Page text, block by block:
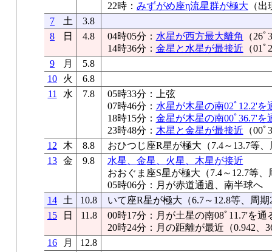
22時： みずがめ座η流星群が極大 （
7
土
3.8
8
日 4.8 04時05分： 水星が西方最大離角 （26
14時36分： 金星と水星が最接近 （01
9
月
5.8
10
火
6.8
11
水 7.8
05時33分：上弦
07時46分： 水星が木星の南02ﾟ12.2'を
18時15分： 金星が木星の南00ﾟ36.7'を
23時48分： 木星と金星が最接近 （00
12
木 8.8
おひつじ座R星が極大（7.4～13.7等
13 金 9.8
水星、金星、火星、木星が接近
おおぐま座S星が極大（7.4～12.7等、
05時06分：月が赤道通過、南半球へ
14
土 10.8
いて座R星が極大（6.7～12.8等、周期
15
日 11.8
00時17分：月が土星の南08ﾟ11.7'を通
20時24分：月の距離が最近（0.942、
16
月
12.8